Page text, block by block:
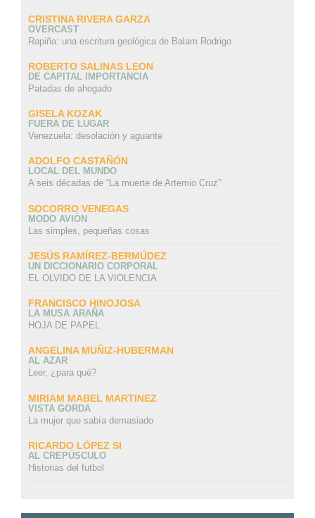
CRISTINA RIVERA GARZA
OVERCAST
Rapiña: una escritura geológica de Balam Rodrigo
ROBERTO SALINAS LEON
DE CAPITAL IMPORTANCIA
Patadas de ahogado
GISELA KOZAK
FUERA DE LUGAR
Venezuela: desolación y aguante
ADOLFO CASTAÑÓN
LOCAL DEL MUNDO
A seis décadas de “La muerte de Artemio Cruz”
SOCORRO VENEGAS
MODO AVIÓN
Las simples, pequeñas cosas
JESÚS RAMÍREZ-BERMÚDEZ
UN DICCIONARIO CORPORAL
EL OLVIDO DE LA VIOLENCIA
FRANCISCO HINOJOSA
LA MUSA ARAÑA
HOJA DE PAPEL
ANGELINA MUÑIZ-HUBERMAN
AL AZAR
Leer, ¿para qué?
MIRIAM MABEL MARTINEZ
VISTA GORDA
La mujer que sabía demasiado
RICARDO LÓPEZ SI
AL CREPÚSCULO
Historias del futbol